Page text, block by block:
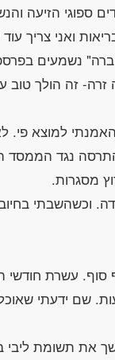
ספוגי הזיעה
ואני צריך
חברה" נשמעים
זה הולך טוב
למוצא פי.
נגד הממסד
וכשהשבתי
עשרת
את תשומת